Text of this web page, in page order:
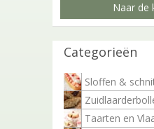
Naar de
Categorieën
Sloffen &
Taarten en